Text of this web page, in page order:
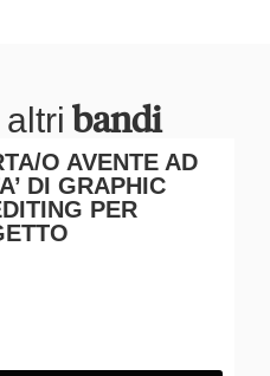
bandi
O AVENTE AD
DI GRAPHIC
PER